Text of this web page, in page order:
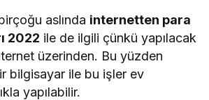
aslında internetten para
2022 ile de ilgili çünkü yapılacak
üzerinden. Bu yüzden
bilgisayar ile bu işler ev
yapılabilir.